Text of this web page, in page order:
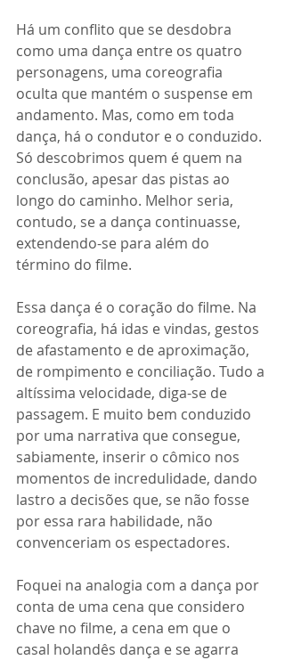
Há um conflito que se desdobra
como uma dança entre os quatro
personagens, uma coreografia
oculta que mantém o suspense em
andamento. Mas, como em toda
dança, há o condutor e o conduzido.
Só descobrimos quem é quem na
conclusão, apesar das pistas ao
longo do caminho. Melhor seria,
contudo, se a dança continuasse,
extendendo-se para além do
término do filme.
Essa dança é o coração do filme. Na
coreografia, há idas e vindas, gestos
de afastamento e de aproximação,
de rompimento e conciliação. Tudo a
altíssima velocidade, diga-se de
passagem. E muito bem conduzido
por uma narrativa que consegue,
sabiamente, inserir o cômico nos
momentos de incredulidade, dando
lastro a decisões que, se não fosse
por essa rara habilidade, não
convenceriam os espectadores.
Foquei na analogia com a dança por
conta de uma cena que considero
chave no filme, a cena em que o
casal holandês dança e se agarra